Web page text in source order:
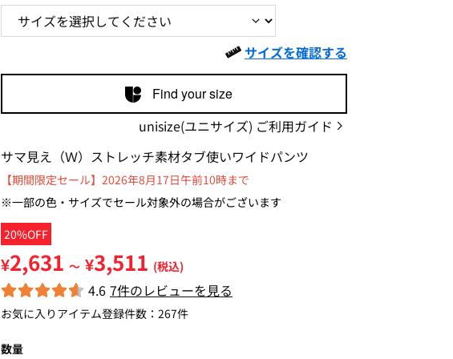
サイズを確認する
Find your size
unisize(ユニサイズ) ご利用ガイド
サマ見え（Ｗ）ストレッチ素材タブ使いワイドパンツ
20%OFF
【期間限定セール】2026年8月17日午前10時まで
※一部の色・サイズでセール対象外の場合がございます
¥2,631 ～ ¥3,511 (税込)
4.6 7件のレビューを見る
お気に入りアイテム登録件数： 267件
数量